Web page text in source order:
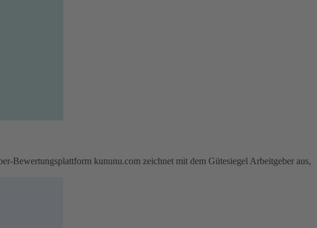
kununu.com zeichnet mit dem Gütesiegel Arbeitgeber aus,